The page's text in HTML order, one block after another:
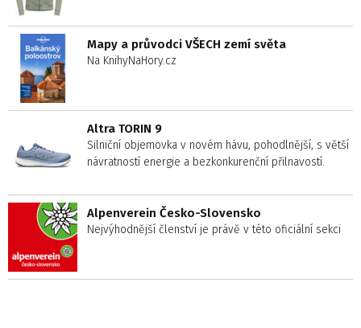
Mapy a průvodci VŠECH zemí světa
Na KnihyNaHory.cz
Altra TORIN 9
Silniční objemovka v novém hávu, pohodlnější, s větší
návratností energie a bezkonkurenční přilnavostí.
Alpenverein Česko-Slovensko
Nejvýhodnější členství je právě v této oficiální sekci